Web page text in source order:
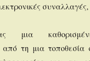
μια
από τη μια τοποθεσία